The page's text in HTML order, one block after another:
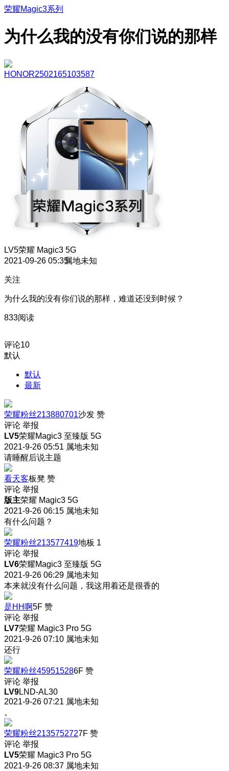
荣耀Magic3系列
为什么我的没有你们说的那样
HONOR2502165103587
LV5荣耀 Magic3 5G
2021-09-26 05:35属地未知
关注
为什么我的没有你们说的那样，难道还没到时候？
833阅读
评论10
默认
默认
最新
荣耀粉丝213880701沙发 赞
评论 举报
LV5荣耀Magic3 至臻版 5G
2021-9-26 05:51 属地未知
请睡醒后说主题
看天客板凳 赞
评论 举报
版主荣耀 Magic3 5G
2021-9-26 06:15 属地未知
有什么问题？
荣耀粉丝213577419地板 1
评论 举报
LV6荣耀Magic3 至臻版 5G
2021-9-26 06:29 属地未知
本来就没有什么问题，我这用着还是很香的
是HH啊5F 赞
评论 举报
LV7荣耀 Magic3 Pro 5G
2021-9-26 07:10 属地未知
还行
荣耀粉丝459515286F 赞
评论 举报
LV9LND-AL30
2021-9-26 07:21 属地未知
。
荣耀粉丝2135752727F 赞
评论 举报
LV5荣耀 Magic3 Pro 5G
2021-9-26 08:37 属地未知